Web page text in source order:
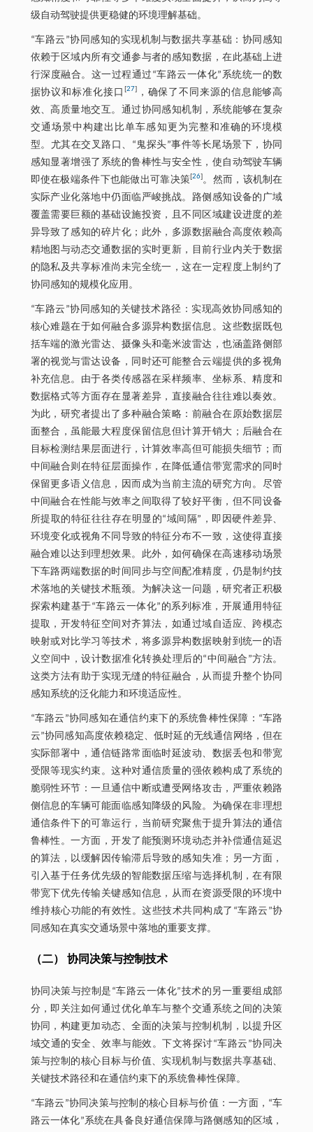
级自动驾驶提供更稳健的环境理解基础。
“车路云”协同感知的实现机制与数据共享基础：协同感知
依赖于区域内所有交通参与者的感知数据，在此基础上进
行深度融合。这一过程通过“车路云一体化”系统统一的数
据协议和标准化接口
27 ，确保了不同来源的信息能够高
效、高质量地交互。通过协同感知机制，系统能够在复杂
交通场景中构建出比单车感知更为完整和准确的环境模
型。尤其在交叉路口、“鬼探头”事件等长尾场景下，协同
感知显著增强了系统的鲁棒性与安全性，使自动驾驶车辆
即使在极端条件下也能做出可靠决策 [26 。然而，该机制在
实际产业化落地中仍面临严峻挑战。路侧感知设备的广域
覆盖需要巨额的基础设施投资，且不同区域建设进度的差
异导致了感知的碎片化；此外，多源数据融合高度依赖高
精地图与动态交通数据的实时更新，目前行业内关于数据
的隐私及共享标准尚未完全统一，这在一定程度上制约了
协同感知的规模化应用。
“车路云”协同感知的关键技术路径：实现高效协同感知的
核心难题在于如何融合多源异构数据信息。这些数据既包
括车端的激光雷达、摄像头和毫米波雷达，也涵盖路侧部
署的视觉与雷达设备，同时还可能整合云端提供的多视角
补充信息。由于各类传感器在采样频率、坐标系、精度和
数据格式等方面存在显著差异，直接融合往往难以奏效。
为此，研究者提出了多种融合策略：前融合在原始数据层
面整合，虽能最大程度保留信息但计算开销大；后融合在
目标检测结果层面进行，计算效率高但可能损失细节；而
中间融合则在特征层面操作，在降低通信带宽需求的同时
保留更多语义信息，因而成为当前主流的研究方向。尽管
中间融合在性能与效率之间取得了较好平衡，但不同设备
所提取的特征往往存在明显的“域间隔”，即因硬件差异、
环境变化或视角不同导致的特征分布不一致，这使得直接
融合难以达到理想效果。此外，如何确保在高速移动场景
下车路两端数据的时间同步与空间配准精度，仍是制约技
术落地的关键技术瓶颈。为解决这一问题，研究者正积极
探索构建基于“车路云一体化”的系列标准，开展通用特征
提取，开发特征空间对齐算法，如通过域自适应、跨模态
映射或对比学习等技术，将多源异构数据映射到统一的语
义空间中，设计数据准化转换处理后的“中间融合”方法。
这类方法有助于实现无缝的特征融合，从而提升整个协同
感知系统的泛化能力和环境适应性。
“车路云”协同感知在通信约束下的系统鲁棒性保障：“车路
云”协同感知高度依赖稳定、低时延的无线通信网络，但在
实际部署中，通信链路常面临时延波动、数据丢包和带宽
受限等现实约束。这种对通信质量的强依赖构成了系统的
脆弱性环节：一旦通信中断或遭受网络攻击，严重依赖路
侧信息的车辆可能面临感知降级的风险。为确保在非理想
通信条件下的可靠运行，当前研究聚焦于提升算法的通信
鲁棒性。一方面，开发了能预测环境动态并补偿通信延迟
的算法，以缓解因传输滞后导致的感知失准；另一方面，
引入基于任务优先级的智能数据压缩与选择机制，在有限
带宽下优先传输关键感知信息，从而在资源受限的环境中
维持核心功能的有效性。这些技术共同构成了“车路云”协
同感知在真实交通场景中落地的重要支撑。
（二） 协同决策与控制技术
协同决策与控制是“车路云一体化”技术的另一重要组成部
分，即关注如何通过优化单车与整个交通系统之间的决策
协同，构建更加动态、全面的决策与控制机制，以提升区
域交通的安全、效率与能效。下文将探讨“车路云”协同决
策与控制的核心目标与价值、实现机制与数据共享基础、
关键技术路径和在通信约束下的系统鲁棒性保障。
“车路云”协同决策与控制的核心目标与价值：一方面，“车
路云一体化”系统在具备良好通信保障与路侧感知的区域，